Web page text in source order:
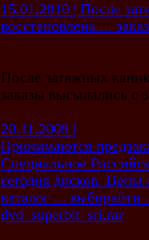
15.01.2010 | После
восстановлена....
После затяжных
заказы высылались с
20.11.2009 |
Принимаются
Специальное
сегодня дисков.
каталог ... выбирайти
dvd_superbit_sri.rar